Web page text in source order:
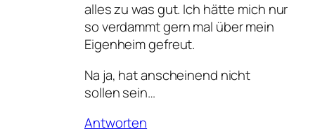
alles zu was gut. Ich hätte mich nur
so verdammt gern mal über mein
Eigenheim gefreut.
Na ja, hat anscheinend nicht
sollen sein…
Antworten